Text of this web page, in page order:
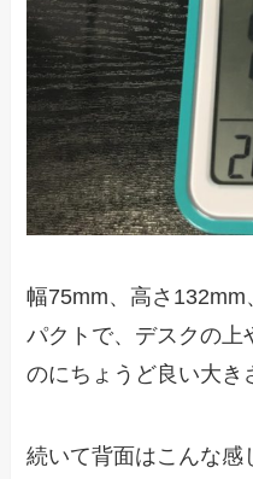
幅75mm、高さ
パクトで、デスクの上
のにちょうど良い大き
続いて背面はこんな感